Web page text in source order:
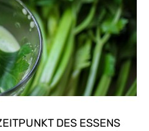
DES ESSENS